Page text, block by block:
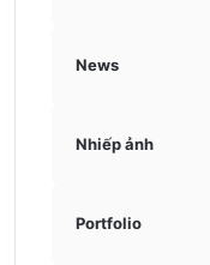
News
Nhiếp ảnh
Portfolio